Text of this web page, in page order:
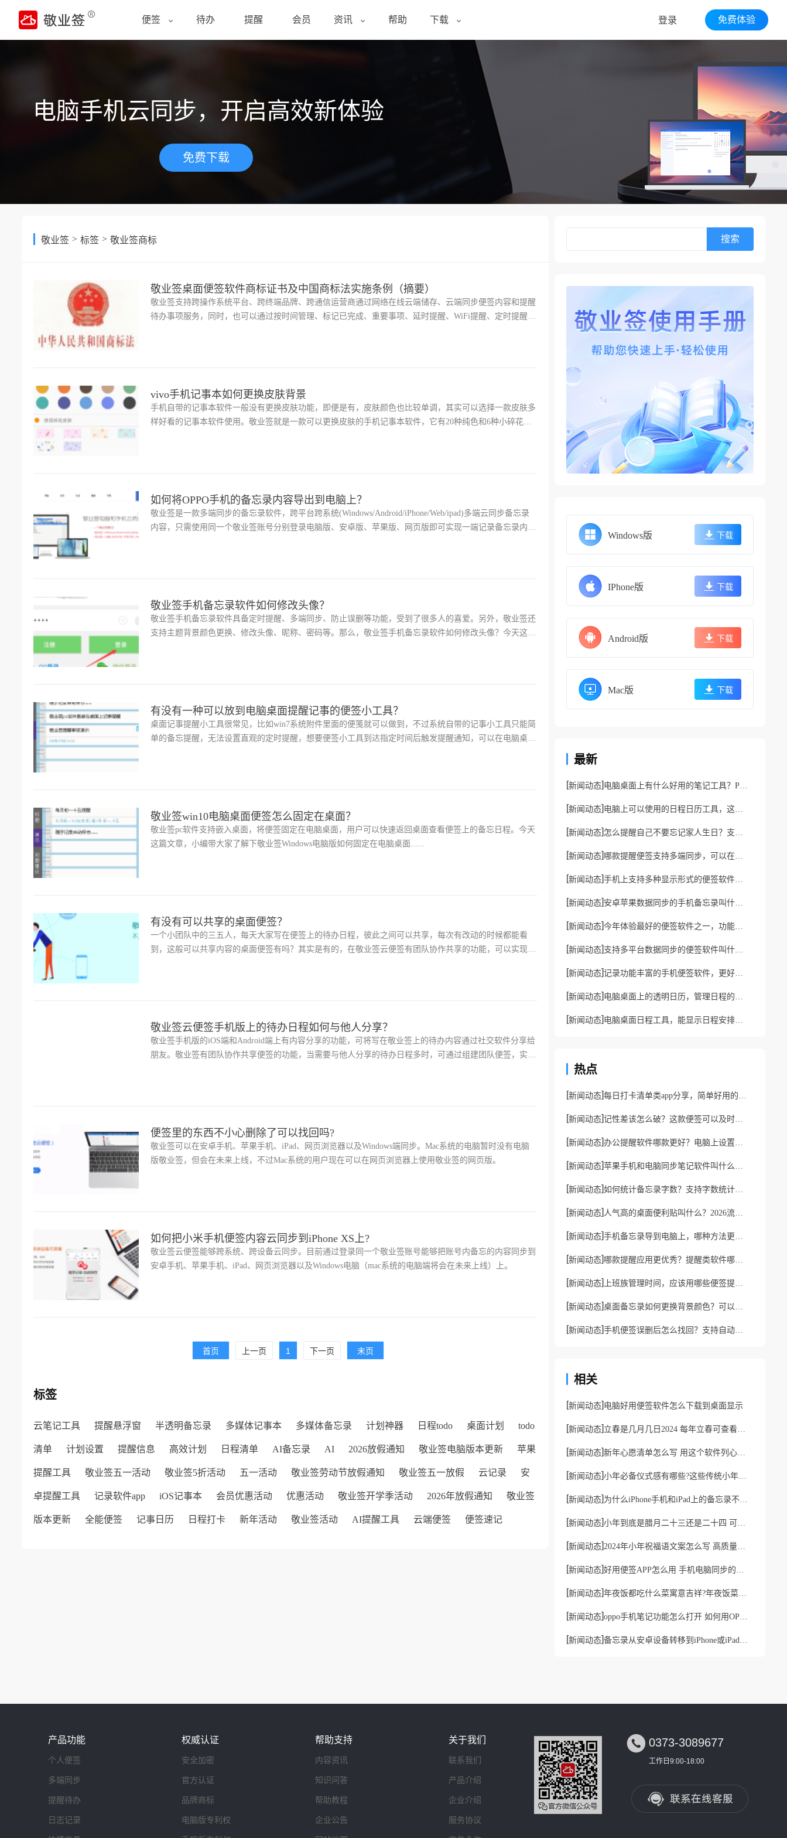
便签 待办 提醒 会员 资讯 帮助 下载 免费体验
登录
电脑手机云同步，开启高效新体验
免费下载
敬业签 > 标签 > 敬业签商标
敬业签桌面便签软件商标证书及中国商标法实施条例（摘要）
敬业签支持跨操作系统平台、跨终端品牌、跨通信运营商通过网络在线云端储存、云端同步便签内容和提醒
待办事项服务，同时，也可以通过按时间管理、标记已完成、重要事项、延时提醒、WiFi提醒、定时提醒
vivo手机记事本如何更换皮肤背景
手机自带的记事本软件一般没有更换皮肤功能，即便是有，皮肤颜色也比较单调，其实可以选择一款皮肤多
样好看的记事本软件使用。敬业签就是一款可以更换皮肤的手机记事本软件，它有20种纯色和6种小碎花主
如何将OPPO手机的备忘录内容导出到电脑上？
敬业签是一款多端同步的备忘录软件，跨平台跨系统(Windows/Android/iPhone/Web/ipad)多端云同步备忘录
内容，只需使用同一个敬业签账号分别登录电脑版、安卓版、苹果版、网页版即可实现一端记录备忘录内容
敬业签手机备忘录软件如何修改头像？
敬业签手机备忘录软件具备定时提醒、多端同步、防止误删等功能，受到了很多人的喜爱。另外，敬业签还
支持主题背景颜色更换、修改头像、昵称、密码等。那么，敬业签手机备忘录软件如何修改头像？今天这篇
有没有一种可以放到电脑桌面提醒记事的便签小工具？
桌面记事提醒小工具很常见，比如win7系统附件里面的便笺就可以做到，不过系统自带的记事小工具只能简
单的备忘提醒，无法设置直观的定时提醒，想要便签小工具到达指定时间后触发提醒通知，可以在电脑桌面
敬业签win10电脑桌面便签怎么固定在桌面？
敬业签pc软件支持嵌入桌面，将便签固定在电脑桌面，用户可以快速返回桌面查看便签上的备忘日程。今天
这篇文章，小编带大家了解下敬业签Windows电脑版如何固定在电脑桌面......
有没有可以共享的桌面便签？
一个小团队中的三五人，每天大家写在便签上的待办日程，彼此之间可以共享，每次有改动的时候都能看
到，这般可以共享内容的桌面便签有吗？其实是有的，在敬业签云便签有团队协作共享的功能，可以实现小
敬业签云便签手机版上的待办日程如何与他人分享？
敬业签手机版的iOS端和Android端上有内容分享的功能，可将写在敬业签上的待办内容通过社交软件分享给
朋友。敬业签有团队协作共享便签的功能，当需要与他人分享的待办日程多时，可通过组建团队便签，实现
便签里的东西不小心删除了可以找回吗?
敬业签可以在安卓手机、苹果手机、iPad、网页浏览器以及Windows端同步。Mac系统的电脑暂时没有电脑
版敬业签，但会在未来上线，不过Mac系统的用户现在可以在网页浏览器上使用敬业签的网页版。
如何把小米手机便签内容云同步到iPhone XS上?
敬业签云便签能够跨系统、跨设备云同步。目前通过登录同一个敬业签账号能够把账号内备忘的内容同步到
安卓手机、苹果手机、iPad、网页浏览器以及Windows电脑（mac系统的电脑端将会在未来上线）上。
首页 上一页 1 下一页 末页
标签
云笔记工具 提醒悬浮窗 半透明备忘录 多媒体记事本 多媒体备忘录 计划神器 日程todo 桌面计划 todo
清单 计划设置 提醒信息 高效计划 日程清单 AI备忘录 AI 2026放假通知 敬业签电脑版本更新 苹果
提醒工具 敬业签五一活动 敬业签5折活动 五一活动 敬业签劳动节放假通知 敬业签五一放假 云记录 安
卓提醒工具 记录软件app iOS记事本 会员优惠活动 优惠活动 敬业签开学季活动 2026年放假通知 敬业签
版本更新 全能便签 记事日历 日程打卡 新年活动 敬业签活动 AI提醒工具 云端便签 便签速记
搜索
Windows版 下载
IPhone版 下载
Android版 下载
Mac版 下载
最新
[新闻动态] 电脑桌面上有什么好用的笔记工具？PC端好用桌面笔记工具
[新闻动态] 电脑上可以使用的日程日历工具，这款更优秀
[新闻动态] 怎么提醒自己不要忘记家人生日？支持生日提醒的便签软件
[新闻动态] 哪款提醒便签支持多端同步，可以在多设备上同时使用的便签
[新闻动态] 手机上支持多种显示形式的便签软件，手机多视图便签
[新闻动态] 安卓苹果数据同步的手机备忘录叫什么？支持同步的云备忘录
[新闻动态] 今年体验最好的便签软件之一，功能全面的电脑便签
[新闻动态] 支持多平台数据同步的便签软件叫什么？多端同步便签app
[新闻动态] 记录功能丰富的手机便签软件，更好用的手机便签
[新闻动态] 电脑桌面上的透明日历，管理日程的优秀工具
[新闻动态] 电脑桌面日程工具，能显示日程安排的提醒软件
热点
[新闻动态] 每日打卡清单类app分享，简单好用的打卡软件分享
[新闻动态] 记性差该怎么破？这款便签可以及时督促你
[新闻动态] 办公提醒软件哪款更好？电脑上设置提醒的小工具推荐
[新闻动态] 苹果手机和电脑同步笔记软件叫什么？好用云笔记软件分享
[新闻动态] 如何统计备忘录字数？支持字数统计的备忘录app
[新闻动态] 人气高的桌面便利贴叫什么？2026流行电脑桌面便利贴
[新闻动态] 手机备忘录导到电脑上，哪种方法更简单一点？
[新闻动态] 哪款提醒应用更优秀？提醒类软件哪一款更好？
[新闻动态] 上班族管理时间，应该用哪些便签提醒工具？
[新闻动态] 桌面备忘录如何更换背景颜色？可以切换透明度的备忘录
[新闻动态] 手机便签误删后怎么找回？支持自动备份的云备忘录软件
相关
[新闻动态] 电脑好用便签软件怎么下载到桌面显示
[新闻动态] 立春是几月几日2024 每年立春可查看日历备忘录
[新闻动态] 新年心愿清单怎么写 用这个软件列心愿清单更方便
[新闻动态] 小年必备仪式感有哪些?这些传统小年习俗快记在备忘录
[新闻动态] 为什么iPhone手机和iPad上的备忘录不同步?解决方法
[新闻动态] 小年到底是腊月二十三还是二十四 可查看农历日历备忘录
[新闻动态] 2024年小年祝福语文案怎么写 高质量文案保存到手机便签中备用
[新闻动态] 好用便签APP怎么用 手机电脑同步的好用便签软件推荐
[新闻动态] 年夜饭都吃什么菜寓意吉祥?年夜饭菜单快记到手机待办APP里
[新闻动态] oppo手机笔记功能怎么打开 如何用OPPO手机做图文笔记
[新闻动态] 备忘录从安卓设备转移到iPhone或iPad方法
产品功能
个人便签
多端同步
提醒待办
日志记录
权威认证
安全加密
官方认证
品牌商标
电脑版专利权
帮助支持
内容资讯
知识问答
帮助教程
企业公告
关于我们
联系我们
产品介绍
企业介绍
服务协议
 0373-3089677
工作日9:00-18:00